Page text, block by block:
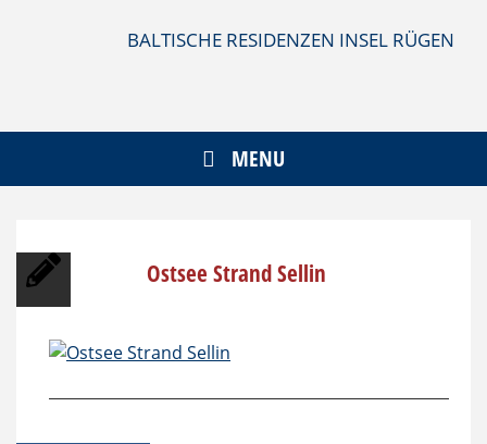
BALTISCHE RESIDENZEN INSEL RÜGEN
MENU
Ostsee Strand Sellin